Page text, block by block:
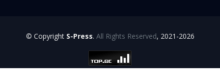
© Copyright S-Press. All Rights Reserved, 2021-2026